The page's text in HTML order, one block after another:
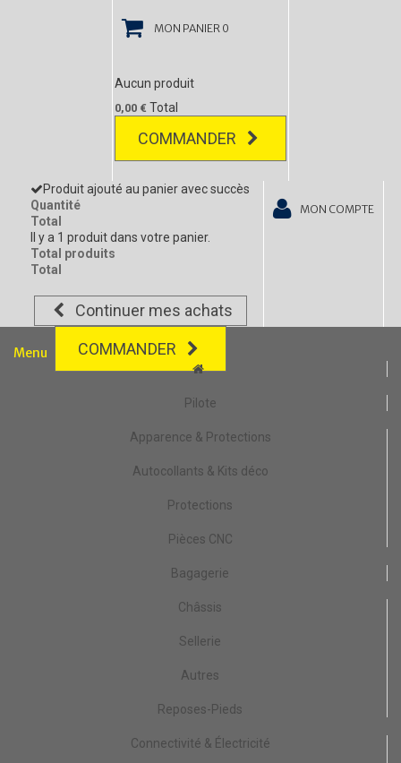
MON PANIER 0
Aucun produit
0,00 € Total
COMMANDER
Produit ajouté au panier avec succès
Quantité
Total
Il y a 1 produit dans votre panier.
Total produits
Total
Continuer mes achats
COMMANDER
MON COMPTE
Menu
Pilote
Apparence & Protections
Autocollants & Kits déco
Protections
Pièces CNC
Bagagerie
Châssis
Sellerie
Autres
Reposes-Pieds
Connectivité & Électricité